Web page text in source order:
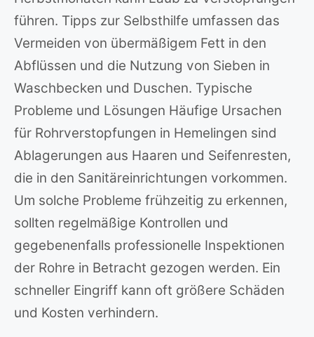
führen. Tipps zur Selbsthilfe umfassen das
Vermeiden von übermäßigem Fett in den
Abflüssen und die Nutzung von Sieben in
Waschbecken und Duschen. Typische
Probleme und Lösungen Häufige Ursachen
für Rohrverstopfungen in Hemelingen sind
Ablagerungen aus Haaren und Seifenresten,
die in den Sanitäreinrichtungen vorkommen.
Um solche Probleme frühzeitig zu erkennen,
sollten regelmäßige Kontrollen und
gegebenenfalls professionelle Inspektionen
der Rohre in Betracht gezogen werden. Ein
schneller Eingriff kann oft größere Schäden
und Kosten verhindern.